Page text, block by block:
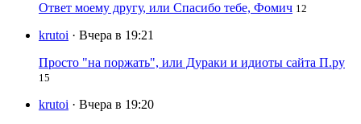
Ответ моему другу, или Спасибо тебе, Фомич 12
krutoi · Вчера в 19:21
Просто "на поржать", или Дураки и идиоты сайта П.ру
15
krutoi · Вчера в 19:20